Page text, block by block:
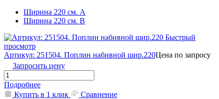
Ширина 220 см. А
Ширина 220 см. В
Быстрый
просмотр
Артикул: 251504. Поплин набивной шир.220Цена по запросу
Запросить цену
Подробнее
Купить в 1 клик
Сравнение